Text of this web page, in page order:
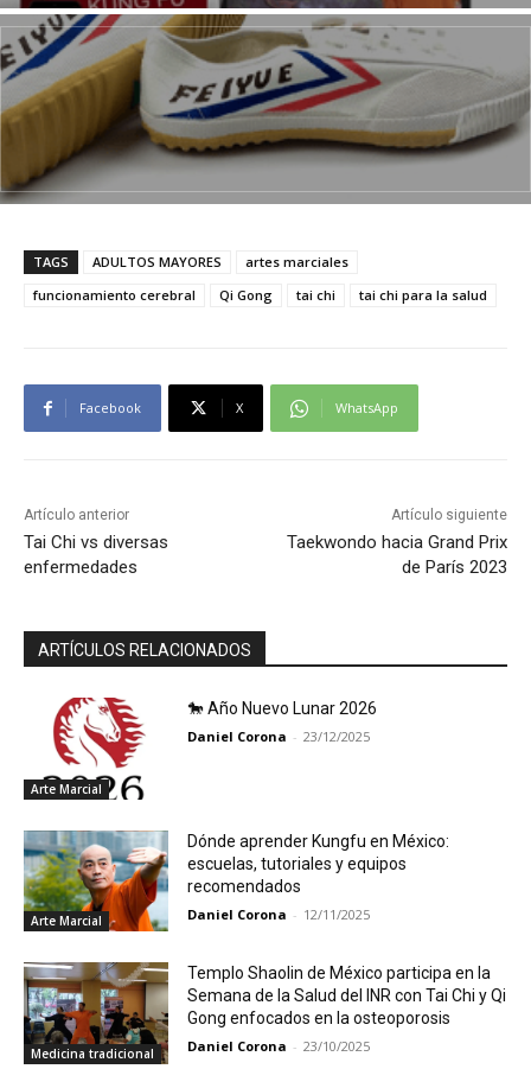
TAGS ADULTOS MAYORES
artes marciales
funcionamiento cerebral
Qi Gong tai chi tai chi para la salud
Facebook X WhatsApp
Artículo anterior
Tai Chi vs diversas
enfermedades
Artículo siguiente
Taekwondo hacia Grand Prix
de París 2023
ARTÍCULOS RELACIONADOS
Arte Marcial
🐎 Año Nuevo Lunar 2026
Daniel Corona - 23/12/2025
Arte Marcial
Dónde aprender Kungfu en México:
escuelas, tutoriales y equipos
recomendados
Daniel Corona - 12/11/2025
Medicina tradicional
Templo Shaolin de México participa en la
Semana de la Salud del INR con Tai Chi y Qi
Gong enfocados en la osteoporosis
Daniel Corona - 23/10/2025